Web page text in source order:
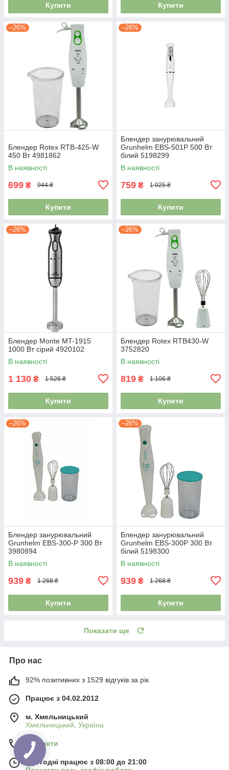
Купити Купити
–26%
Блендер Rotex RTB-425-W
450 Вт 4981862
В наявності
699 ₴ 944 ₴
Купити
–26%
Блендер занурювальний
Grunhelm EBS-501Р 500 Вт
білий 5198299
В наявності
759 ₴ 1 025 ₴
Купити
–26%
Блендер Monte MT-1915
1000 Вт сірий 4920102
В наявності
1 130 ₴ 1 526 ₴
Купити
–26%
Блендер Rotex RTB430-W
3752820
В наявності
819 ₴ 1 106 ₴
Купити
–26%
Блендер занурювальний
Grunhelm EBS-300-P 300 Вт
3980894
В наявності
939 ₴ 1 268 ₴
Купити
–26%
Блендер занурювальний
Grunhelm EBS-300P 300 Вт
білий 5198300
В наявності
939 ₴ 1 268 ₴
Купити
Показати ще
Про нас
92% позитивних з 1529 відгуків за рік
Працює з 04.02.2012
м. Хмельницький
Хмельницький, Україна
Контакти
Сьогодні працює з 08:00 до 21:00